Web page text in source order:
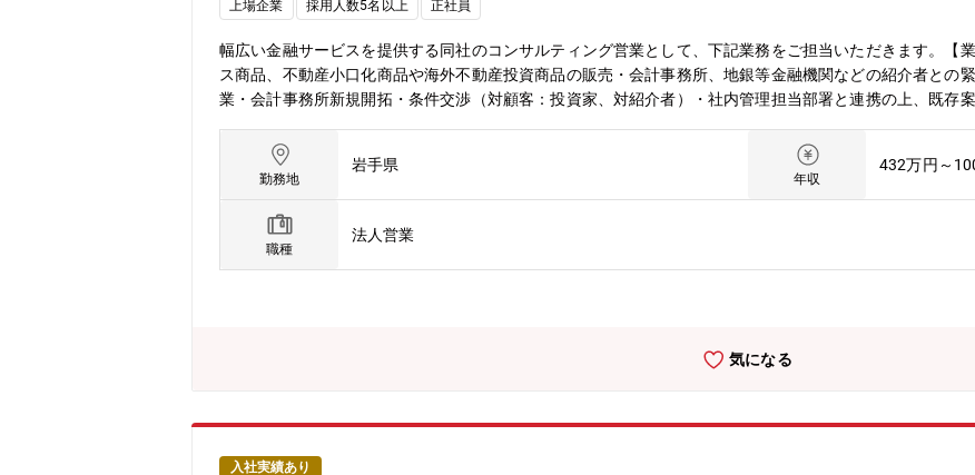
上場企業 採用人数5名以上 正社員
幅広い金融サービスを提供する同社のコンサルティング営業として、下記業務をご担当いただきます。【
ス商品、不動産小口化商品や海外不動産投資商品の販売・会計事務所、地銀等金融機関などの紹介者との
業・会計事務所新規開拓・条件交渉（対顧客：投資家、対紹介者）・社内管理担当部署と連携の上、既存
ール）、契約書や資料作成などは営業アシスタントでサポートしております。ご自身の販売活動に専念頂
岡営業所：所長1名・営業2名（40代）・アシスタント1名【本ポジションの魅力】・金融商品の最低出資
資金の運用を託されると信頼されていることを実感できる・海運産業や航空産業という世界的な業界に日
ムを使って貢献することができるので、ビジネスインパクトが非常に大きい・決まったアプローチの型は
ら紹介者と連携を図り、実行することが可能・紹介営業がメインとなるため、効率重視の働き方が可能【
きやすい環境】・従業員の平均残業時間は月10～20時間程度・オンとオフのバランスを各自の裁量で上手
グスタイルを実現可能・会社として各種制度の拡充と取得の奨励にも取り組んだ結果、産休・育休から
勤務地
岩手県
年収
432万円～
職種
法人営業
気になる
入社実績あり